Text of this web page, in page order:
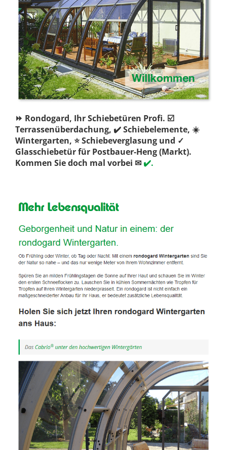
⏩ Rondogard, Ihr Schiebetüren Profi. ☑️
Terrassenüberdachung, ✔️ Schiebelemente, ☀️
Wintergarten, ⭐ Schiebeverglasung und ✓
Glasschiebetür für Postbauer-Heng (Markt).
Kommen Sie doch mal vorbei ✉✔️.